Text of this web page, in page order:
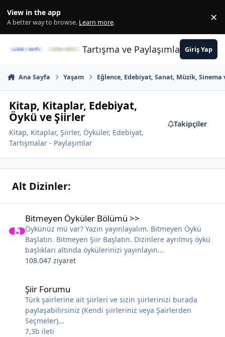
View in the app
A better way to browse. Learn more. ×
Tartışma ve PaylaşımlarınGiriş Yap
Ana Sayfa Yaşam Eğlence, Edebiyat, Sanat, Müzik, Sinema
Kitap, Kitaplar, Edebiyat,
Öykü ve Şiirler
Kitap, Kitaplar, Şiirler, Öyküler, Edebiyat,
Tartışmalar - Paylaşımlar
Takipçiler
Alt Dizinler:
Bitmeyen Öyküler Bölümü >>
Öykünüz mü var? Yazın yayınlayalım. Bitmeyen Öykü
Başlatın. Bitmeyen Şiir Başlatın. Dizinlere ayrılmış öykü
başlıkları altında öykülerinizi yayınlayın...
108.047 ziyaret
Şiir Forumu
Türk şairlerine ait şiirleri ve sizin şiirlerinizi burada
paylaşabilirsiniz (Kendi şiirleriniz veya Şairlerden
Seçmeler)...
7,3b ileti